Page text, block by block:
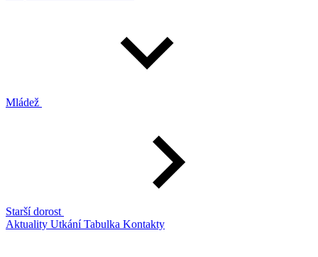
Mládež
Starší dorost
Aktuality UtkáníTabulka Kontakty